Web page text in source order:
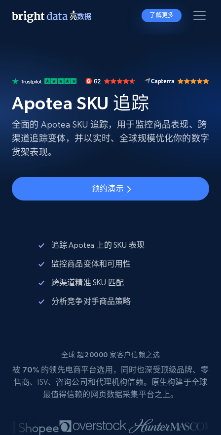
了解更多
Apotea SKU 追踪
全面的 Apotea SKU 追踪，用于监控商品表现、跨
渠道追踪变体，并以实时、全球规模优化你的数字
货架表现。
预约演示
追踪 Apotea 上的 SKU 表现
监控商品变体和可用性
跨渠道精准 SKU 匹配
分析竞争对手商品策略
全球 超20000 家客户信赖之选
被 70% 的领先电商平台选用，同时也深受顶级品牌、零
售商、ISV、咨询公司和代理机构信赖。原生构建于全球
最值得信赖的网页数据采集平台之上。